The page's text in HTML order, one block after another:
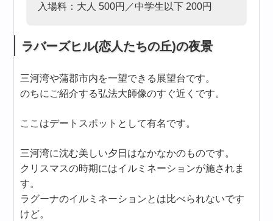
入場料：大人 500円／中学生以下 200円
ラバーズヒル(恋人たちの丘)の夜景
三河湾や蒲郡市内を一望できる展望台です。
のちにご紹介する弘法大師像のすぐ近くです。
ここはデートスポットとして有名です。
三河湾に沈む美しい夕日はなかなかのものです。
クリスマスの時期にはイルミネーションが施されま
す。
ラグーナのイルミネーションとは比べられないです
けど。